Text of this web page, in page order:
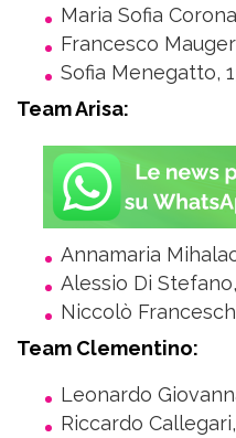
Maria Sofia
Francesco
Sofia Menegatto,
Team Arisa:
Annamaria
Alessio Di
Niccolò
Team Clementino:
Leonardo
Riccardo